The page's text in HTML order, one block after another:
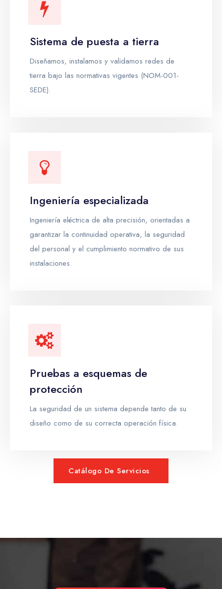
Sistema de puesta a tierra
Diseñamos, instalamos y validamos redes de
tierra bajo las normativas vigentes (NOM-001-
SEDE).
Ingeniería especializada
Ingeniería eléctrica de alta precisión, orientadas a
garantizar la continuidad operativa, la seguridad
del personal y el cumplimiento normativo de sus
instalaciones.
Pruebas a esquemas de
protección
La seguridad de un sistema depende tanto de su
diseño como de su correcta operación física.
Catálogo De Servicios